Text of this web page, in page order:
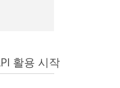
활용 시작